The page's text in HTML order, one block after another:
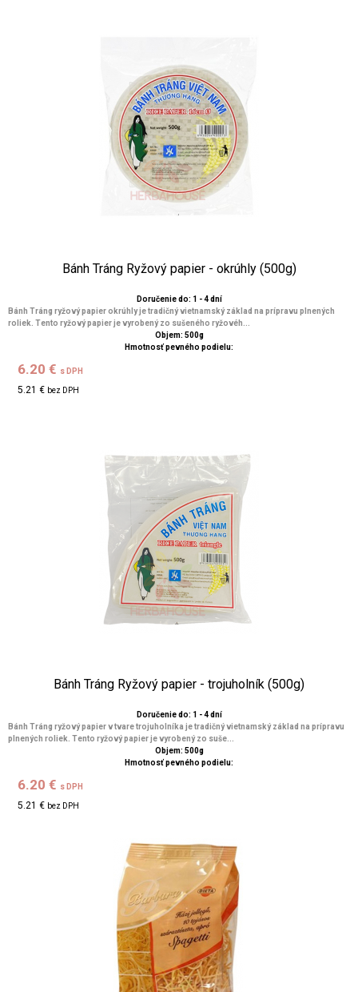
Bánh Tráng Ryžový papier - okrúhly (500g)
Doručenie do: 1 - 4 dní
Bánh Tráng ryžový papier okrúhly je tradičný vietnamský základ na prípravu plnených
roliek. Tento ryžový papier je vyrobený zo sušeného ryžovéh...
Objem: 500g
Hmotnosť pevného podielu:
6.20 € s DPH
5.21 € bez DPH
Bánh Tráng Ryžový papier - trojuholník (500g)
Doručenie do: 1 - 4 dní
Bánh Tráng ryžový papier v tvare trojuholníka je tradičný vietnamský základ na prípravu
plnených roliek. Tento ryžový papier je vyrobený zo suše...
Objem: 500g
Hmotnosť pevného podielu:
6.20 € s DPH
5.21 € bez DPH